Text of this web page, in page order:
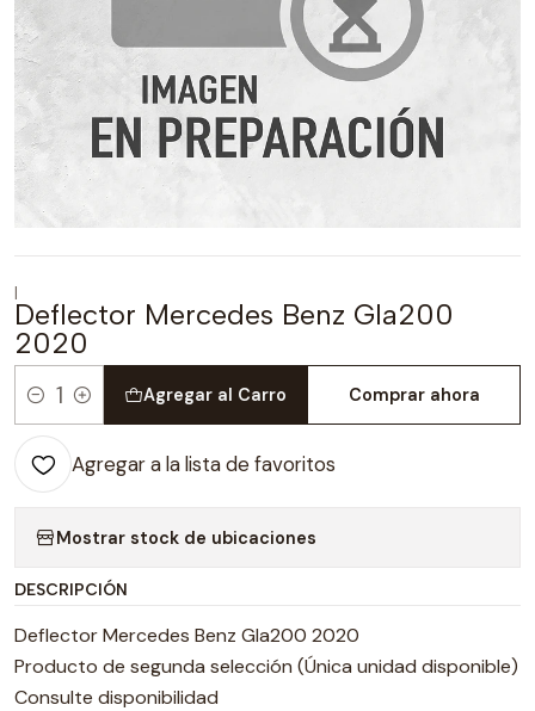
|
Deflector Mercedes Benz Gla200
2020
Cantidad
Agregar al Carro Comprar ahora
Agregar a la lista de favoritos
Mostrar stock de ubicaciones
DESCRIPCIÓN
Deflector Mercedes Benz Gla200 2020
Producto de segunda selección (Única unidad disponible)
Consulte disponibilidad